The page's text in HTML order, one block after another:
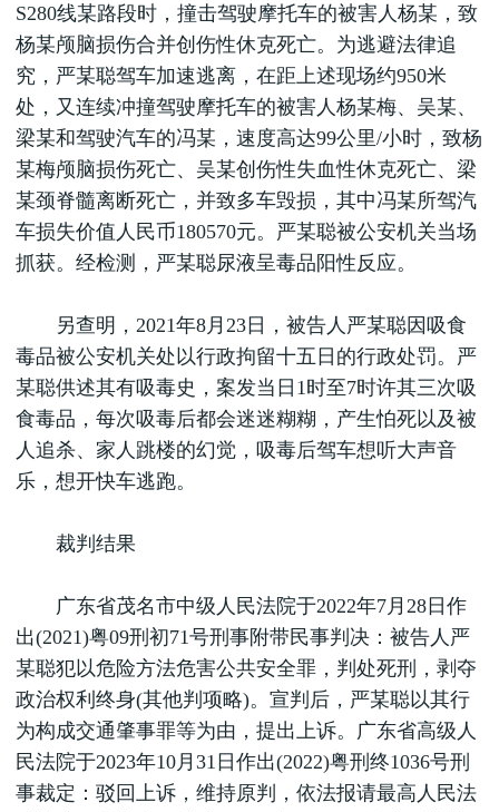
S280线某路段时，撞击驾驶摩托车的被害人杨某，致
杨某颅脑损伤合并创伤性休克死亡。为逃避法律追
究，严某聪驾车加速逃离，在距上述现场约950米
处，又连续冲撞驾驶摩托车的被害人杨某梅、吴某、
梁某和驾驶汽车的冯某，速度高达99公里/小时，致杨
某梅颅脑损伤死亡、吴某创伤性失血性休克死亡、梁
某颈脊髓离断死亡，并致多车毁损，其中冯某所驾汽
车损失价值人民币180570元。严某聪被公安机关当场
抓获。经检测，严某聪尿液呈毒品阳性反应。
另查明，2021年8月23日，被告人严某聪因吸食
毒品被公安机关处以行政拘留十五日的行政处罚。严
某聪供述其有吸毒史，案发当日1时至7时许其三次吸
食毒品，每次吸毒后都会迷迷糊糊，产生怕死以及被
人追杀、家人跳楼的幻觉，吸毒后驾车想听大声音
乐，想开快车逃跑。
裁判结果
广东省茂名市中级人民法院于2022年7月28日作
出(2021)粤09刑初71号刑事附带民事判决：被告人严
某聪犯以危险方法危害公共安全罪，判处死刑，剥夺
政治权利终身(其他判项略)。宣判后，严某聪以其行
为构成交通肇事罪等为由，提出上诉。广东省高级人
民法院于2023年10月31日作出(2022)粤刑终1036号刑
事裁定：驳回上诉，维持原判，依法报请最高人民法